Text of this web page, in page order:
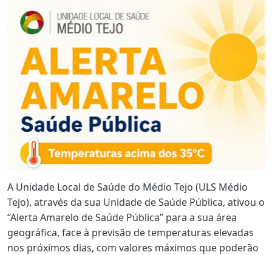
A Unidade Local de Saúde do Médio Tejo (ULS Médio
Tejo), através da sua Unidade de Saúde Pública, ativou o
“Alerta Amarelo de Saúde Pública” para a sua área
geográfica, face à previsão de temperaturas elevadas
nos próximos dias, com valores máximos que poderão